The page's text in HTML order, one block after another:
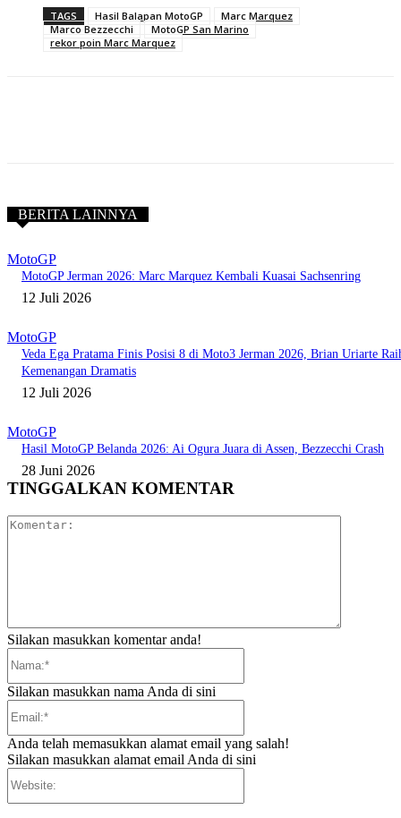
TAGS Hasil Balapan MotoGP
Marc Marquez
Marco Bezzecchi
MotoGP San Marino
rekor poin Marc Marquez
BERITA LAINNYA
MotoGP
MotoGP Jerman 2026: Marc Marquez Kembali Kuasai Sachsenring
12 Juli 2026
MotoGP
Veda Ega Pratama Finis Posisi 8 di Moto3 Jerman 2026, Brian Uriarte
Kemenangan Dramatis
12 Juli 2026
MotoGP
Hasil MotoGP Belanda 2026: Ai Ogura Juara di Assen, Bezzecchi Crash
28 Juni 2026
TINGGALKAN KOMENTAR
Silakan masukkan komentar anda!
Silakan masukkan nama Anda di sini
Anda telah memasukkan alamat email yang salah!
Silakan masukkan alamat email Anda di sini